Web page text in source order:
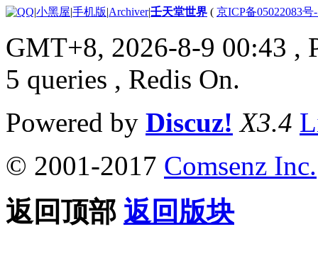
|小黑屋|手机版|Archiver|壬天堂世界 ( 京ICP备05022083号
GMT+8, 2026-8-9 00:43 ,
5 queries , Redis On.
Powered by Discuz! X3.4
© 2001-2017 Comsenz Inc.
返回顶部 返回版块